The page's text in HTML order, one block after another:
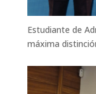
Estudiante de
máxima